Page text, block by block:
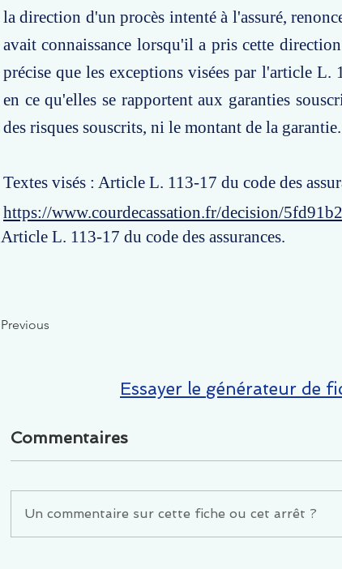
la direction d'un procès intenté à l'assuré,
avait connaissance lorsqu'il a pris cette
précise que les exceptions visées par l'article L.
en ce qu'elles se rapportent aux garanties
des risques souscrits, ni le montant de la garantie.
Textes visés : Article L. 113-17 du code des
https://www.courdecassation.fr/decision/
Article L. 113-17 du code des assurances.
Previous
Essayer le générateur de
Commentaires
Un commentaire sur cette fiche ou cet arrêt ?